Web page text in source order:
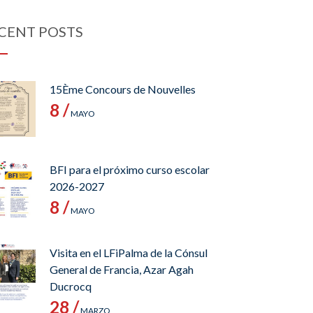
POSTS
15Ème Concours de Nouvelles
8 /MAYO
BFI para el próximo curso escolar
2026-2027
8 /MAYO
Visita en el LFiPalma de la Cónsul
General de Francia, Azar Agah
Ducrocq
28 /MARZO